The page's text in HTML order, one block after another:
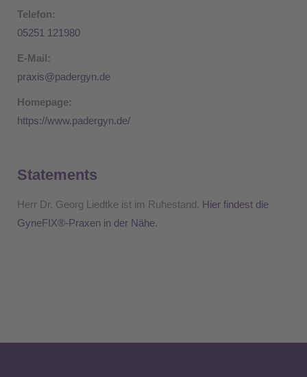
Telefon:
05251 121980
E-Mail:
praxis@padergyn.de
Homepage:
https://www.padergyn.de/
Statements
Herr Dr. Georg Liedtke ist im Ruhestand. Hier findest die
GyneFIX®-Praxen in der Nähe.